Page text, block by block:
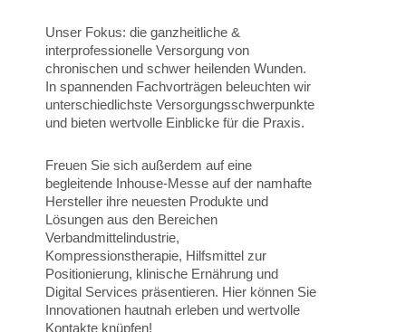
Unser Fokus: die ganzheitliche &
interprofessionelle Versorgung von
chronischen und schwer heilenden Wunden.
In spannenden Fachvorträgen beleuchten wir
unterschiedlichste Versorgungsschwerpunkte
und bieten wertvolle Einblicke für die Praxis.
Freuen Sie sich außerdem auf eine
begleitende Inhouse-Messe auf der namhafte
Hersteller ihre neuesten Produkte und
Lösungen aus den Bereichen
Verbandmittelindustrie,
Kompressionstherapie, Hilfsmittel zur
Positionierung, klinische Ernährung und
Digital Services präsentieren. Hier können Sie
Innovationen hautnah erleben und wertvolle
Kontakte knüpfen!